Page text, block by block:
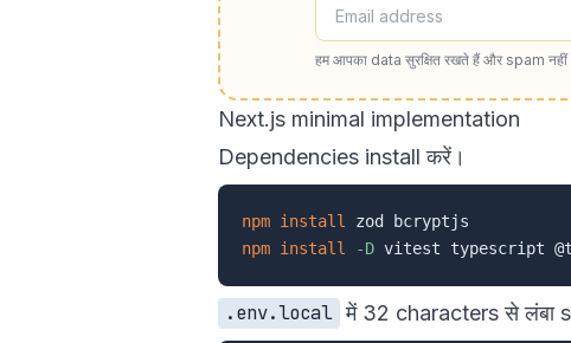
हम आपका data सुरक्षित रखते हैं और spam
Next.js minimal implementation
Dependencies install करें।
npm install
npm install -D
.env.local में 32 characters से लंबा